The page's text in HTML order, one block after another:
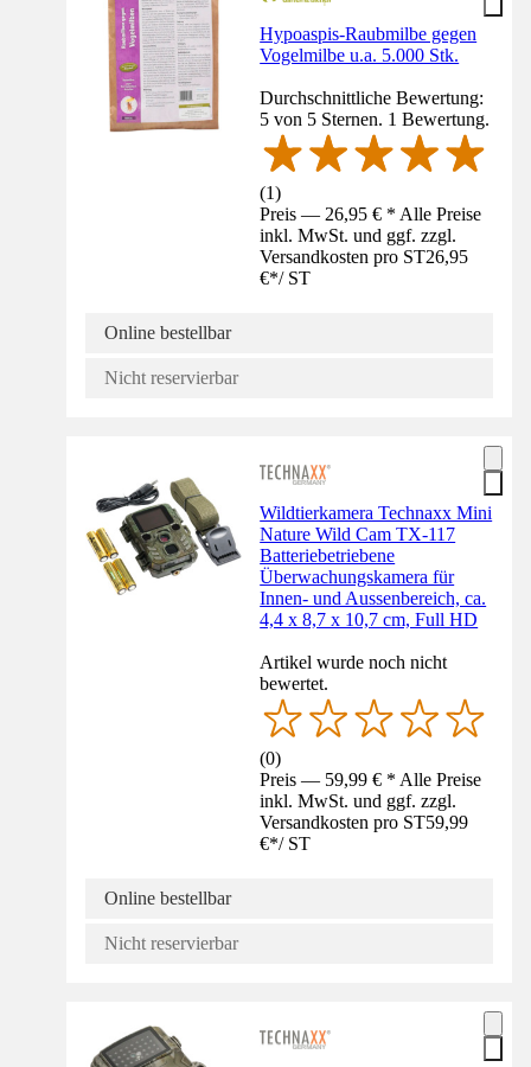
Hypoaspis-Raubmilbe gegen
Vogelmilbe u.a. 5.000 Stk.
Durchschnittliche Bewertung:
5 von 5 Sternen. 1 Bewertung.
(1)
Preis — 26,95 € * Alle Preise
inkl. MwSt. und ggf. zzgl.
Versandkosten pro ST26,95
€*/ ST
Online bestellbar
Nicht reservierbar
Wildtierkamera Technaxx Mini
Nature Wild Cam TX-117
Batteriebetriebene
Überwachungskamera für
Innen- und Aussenbereich, ca.
4,4 x 8,7 x 10,7 cm, Full HD
Artikel wurde noch nicht
bewertet.
(0)
Preis — 59,99 € * Alle Preise
inkl. MwSt. und ggf. zzgl.
Versandkosten pro ST59,99
€*/ ST
Online bestellbar
Nicht reservierbar